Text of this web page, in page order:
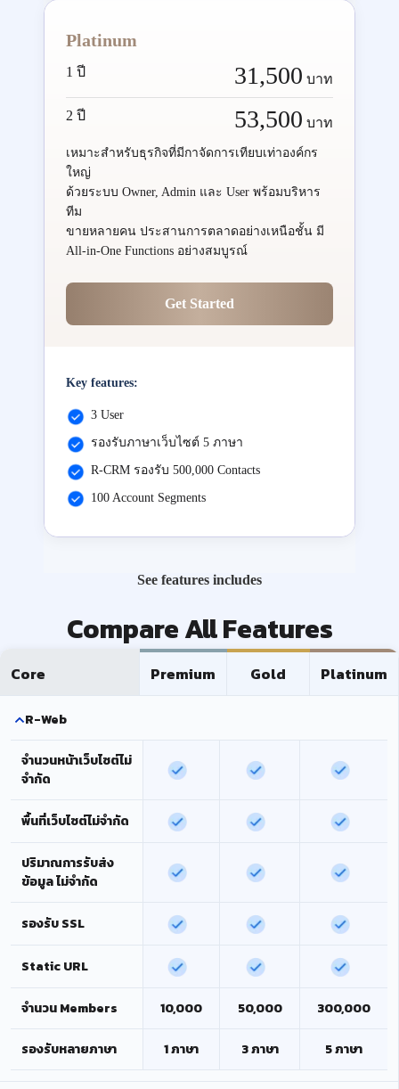
Platinum
1 ปี 31,500 บาท
2 ปี 53,500 บาท
เหมาะสำหรับธุรกิจที่มีกาจัดการเทียบเท่าองค์กร
ใหญ่
ด้วยระบบ Owner, Admin และ User พร้อมบริหาร
ทีม
ขายหลายคน ประสานการตลาดอย่างเหนือชั้น มี
All-in-One Functions อย่างสมบูรณ์
Get Started
Key features:
3 User
รองรับภาษาเว็บไซต์ 5 ภาษา
R-CRM รองรับ 500,000 Contacts
100 Account Segments
See features includes
Compare All Features
Core Premium Gold Platinum
R-Web
จำนวนหน้าเว็บไซต์ไม่
จำกัด
พื้นที่เว็บไซต์ไม่จำกัด
ปริมาณการรับส่ง
ข้อมูล ไม่จำกัด
รองรับ SSL
Static URL
จำนวน Members 10,000 50,000 300,000
รองรับหลายภาษา 1 ภาษา 3 ภาษา 5 ภาษา